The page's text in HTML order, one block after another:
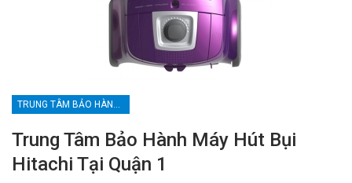
TRUNG TÂM BẢO HÀNH MÁY HÚT BỤI TẠI TPHCM
Trung Tâm Bảo Hành Máy Hút Bụi
Hitachi Tại Quận 1